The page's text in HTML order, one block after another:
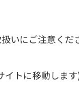
いにご注意くだ
トに移動しま